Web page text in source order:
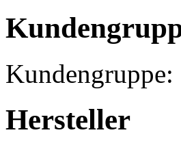
Kundengruppe:
Hersteller